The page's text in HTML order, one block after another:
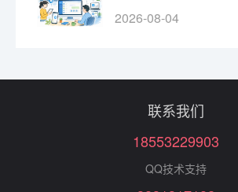
2026-08-04
联系我们
18553229903
QQ技术支持